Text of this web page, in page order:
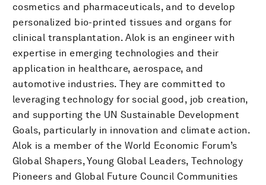
cosmetics and pharmaceuticals, and to develop
personalized bio-printed tissues and organs for
clinical transplantation. Alok is an engineer with
expertise in emerging technologies and their
application in healthcare, aerospace, and
automotive industries. They are committed to
leveraging technology for social good, job creation,
and supporting the UN Sustainable Development
Goals, particularly in innovation and climate action.
Alok is a member of the World Economic Forum’s
Global Shapers, Young Global Leaders, Technology
Pioneers and Global Future Council Communities